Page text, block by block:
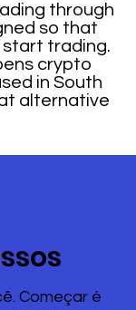
through
so that
start trading.
crypto
in South
alternative
Começar é